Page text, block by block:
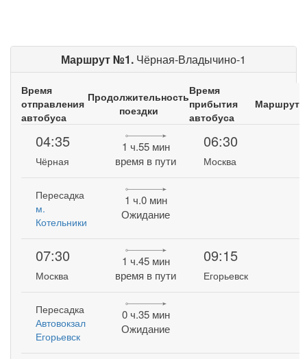
Маршрут №1. Чёрная-Владычино-1
Время
отправления
автобуса
Продолжительность
поездки
Время
прибытия
автобуса
Маршрут
04:35
Чёрная
1 ч.55 мин
время в пути
06:30
Москва
Пересадка
м.
Котельники
1 ч.0 мин
Ожидание
07:30
Москва
1 ч.45 мин
время в пути
09:15
Егорьевск
Пересадка
Автовокзал
Егорьевск
0 ч.35 мин
Ожидание